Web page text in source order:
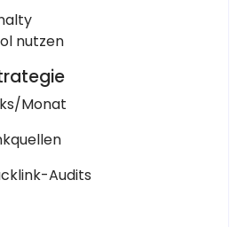
nutzen
Monat
Audits